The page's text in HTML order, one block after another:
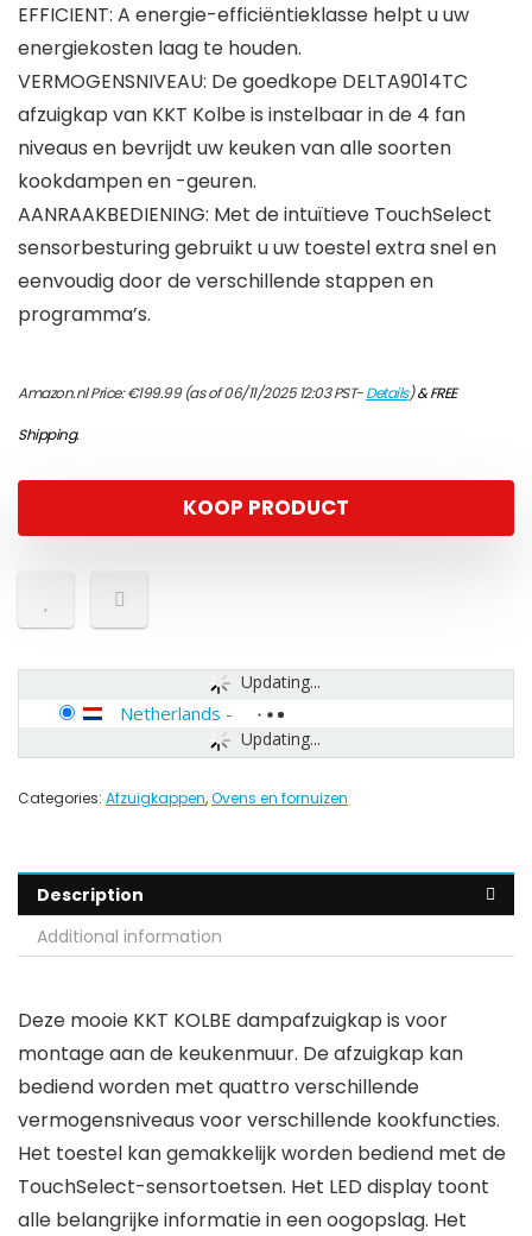
EFFICIENT: A energie-efficiëntieklasse helpt u uw
energiekosten laag te houden.
VERMOGENSNIVEAU: De goedkope DELTA9014TC
afzuigkap van KKT Kolbe is instelbaar in de 4 fan
niveaus en bevrijdt uw keuken van alle soorten
kookdampen en -geuren.
AANRAAKBEDIENING: Met de intuïtieve TouchSelect
sensorbesturing gebruikt u uw toestel extra snel en
eenvoudig door de verschillende stappen en
programma’s.
Amazon.nl Price:€199.99(as of 06/11/2025 12:03 PST-Details)&FREE
Shipping.
KOOP PRODUCT
Updating...
Updating...
Netherlands -
Categories: Afzuigkappen,Ovens en fornuizen
Description
Additional information
Deze mooie KKT KOLBE dampafzuigkap is voor
montage aan de keukenmuur. De afzuigkap kan
bediend worden met quattro verschillende
vermogensniveaus voor verschillende kookfuncties.
Het toestel kan gemakkelijk worden bediend met de
TouchSelect-sensortoetsen. Het LED display toont
alle belangrijke informatie in een oogopslag. Het